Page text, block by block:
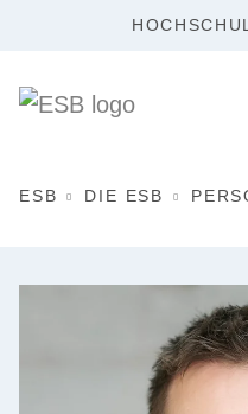
ESB DIE ESB